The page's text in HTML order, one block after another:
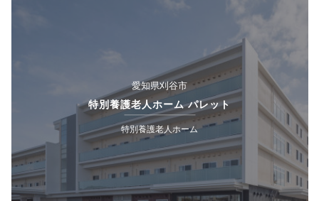
愛知県刈谷市
特別養護老人ホーム パレット
特別養護老人ホーム